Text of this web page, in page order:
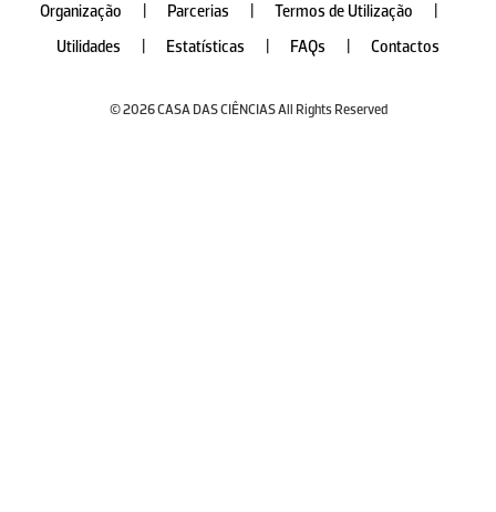
Organização
Parcerias Termos de Utilização
Utilidades
Estatísticas FAQs Contactos
© 2026 CASA DAS CIÊNCIAS All Rights Reserved